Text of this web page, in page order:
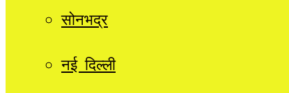
सोनभद्र
नई दिल्ली